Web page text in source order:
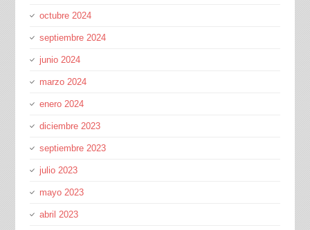
octubre 2024
septiembre 2024
junio 2024
marzo 2024
enero 2024
diciembre 2023
septiembre 2023
julio 2023
mayo 2023
abril 2023